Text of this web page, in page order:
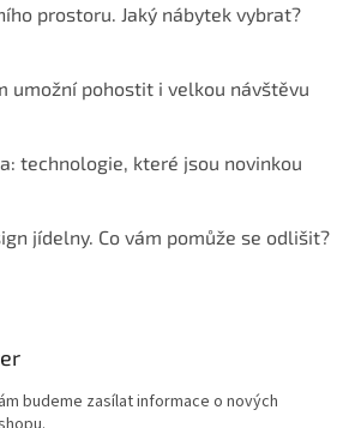
prostoru. Jaký nábytek vybrat?
umožní pohostit i velkou návštěvu
technologie, které jsou novinkou
jídelny. Co vám pomůže se odlišit?
budeme zasílat informace o nových